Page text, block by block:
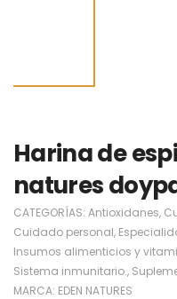
Harina de
natures
CATEGORÍAS: Antioxidanes,
Cuidado personal,
Insumos alimenticios y
Sistema inmunitario.,
MARCA: EDEN NATURES